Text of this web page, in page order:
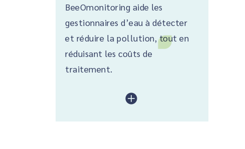
BeeOmonitoring aide les
gestionnaires d’eau à détecter
et réduire la pollution, tout en
réduisant les coûts de
traitement.